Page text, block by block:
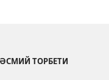
ТОРБЕТИ